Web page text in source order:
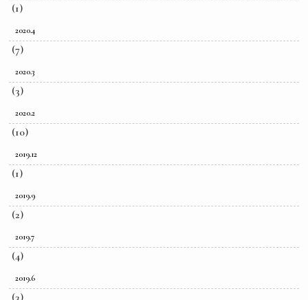
(1)
2020.4
(7)
2020.3
(3)
2020.2
(10)
2019.12
(1)
2019.9
(2)
2019.7
(4)
2019.6
(3)